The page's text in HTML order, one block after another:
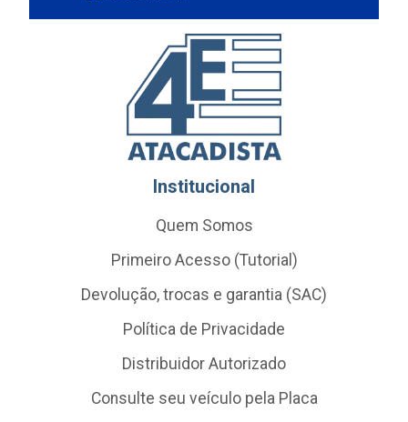
Institucional
Quem Somos
Primeiro Acesso (Tutorial)
Devolução, trocas e garantia (SAC)
Política de Privacidade
Distribuidor Autorizado
Consulte seu veículo pela Placa